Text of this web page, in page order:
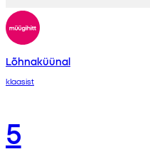
Lõhnaküünal
klaasist
5